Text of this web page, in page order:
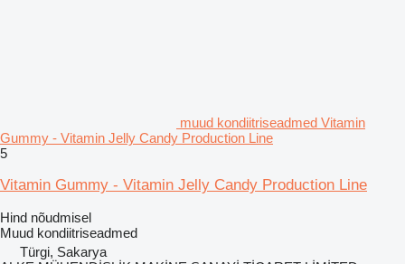
muud kondiitriseadmed Vitamin
Gummy - Vitamin Jelly Candy Production Line
5
Vitamin Gummy - Vitamin Jelly Candy Production Line
Hind nõudmisel
Muud kondiitriseadmed
Türgi, Sakarya